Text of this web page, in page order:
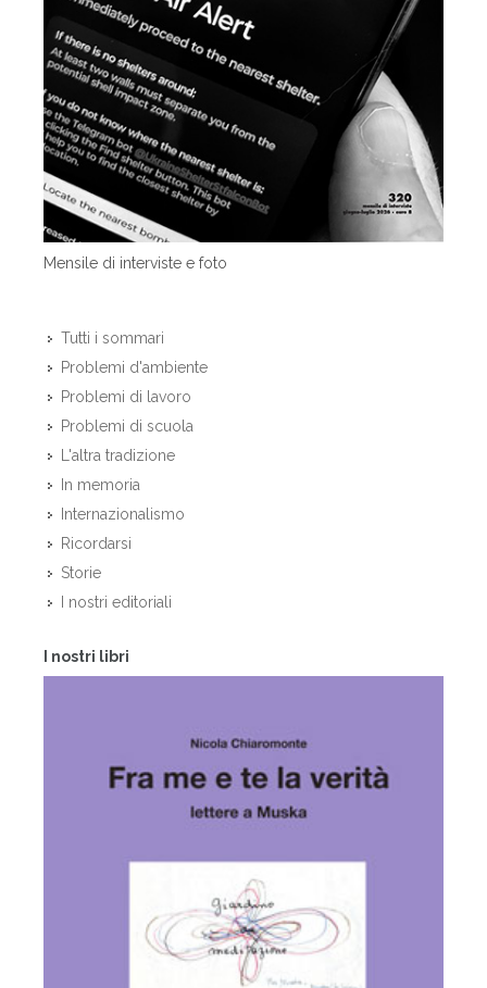
Mensile di interviste e foto
Tutti i sommari
Problemi d'ambiente
Problemi di lavoro
Problemi di scuola
L'altra tradizione
In memoria
Internazionalismo
Ricordarsi
Storie
I nostri editoriali
I nostri libri